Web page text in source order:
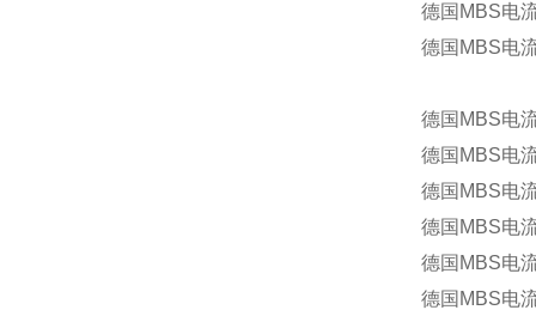
德国MBS电
德国MBS电
德国MBS电
德国MBS电
德国MBS电
德国MBS电
德国MBS电
德国MBS电